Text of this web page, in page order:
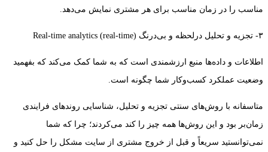
مناسب را در زمان مناسب برای هر مشتری نمایش می‌دهد.
۳- تجزیه و تحلیل درلحظه و بی‌درنگ (real-time) Real-time analytics
اطلاعات و داده‌ها منبع ارزشمندی است که به شما کمک می‌کند که بفهمید
وضعیت عملکرد کسب‌و‌کار شما چگونه است.
متاسفانه با روش‌های سنتی تجزیه و تحلیل، شناسایی روندهای فرایندی
زمان‌بر بود و این روش‌ها همه چیز را کند می‌کردند؛ چرا که شما
نمی‌توانستید سریعاً و قبل از خروج مشتری از سایت مشکل را حل کنید و